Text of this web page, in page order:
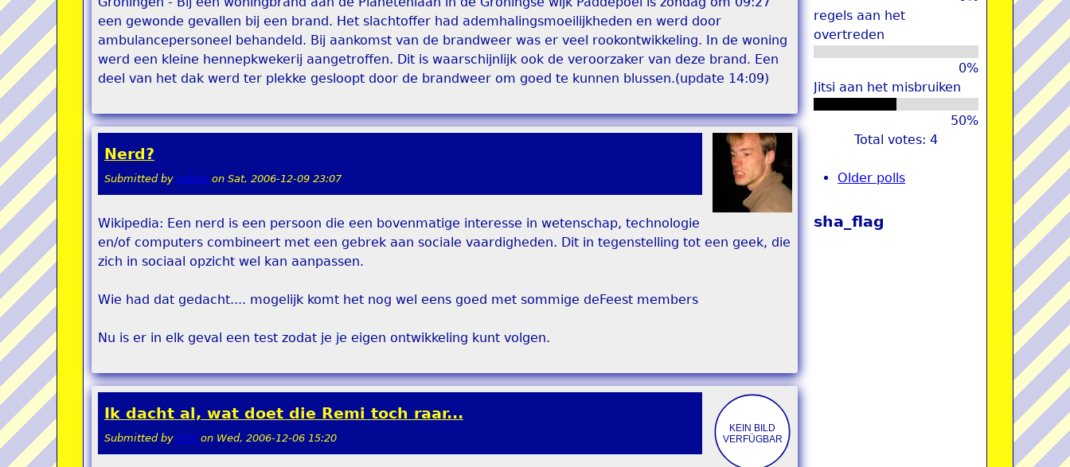
een gewonde gevallen bij een brand. Het slachtoffer had ademhalingsmoeilijkheden en werd door
ambulancepersoneel behandeld. Bij aankomst van de brandweer was er veel rookontwikkeling. In de woning
werd een kleine hennepkwekerij aangetroffen. Dit is waarschijnlijk ook de veroorzaker van deze brand. Een
deel van het dak werd ter plekke gesloopt door de brandweer om goed te kunnen blussen.(update 14:09)
Nerd?
Submitted by pokon on Sat, 2006-12-09 23:07
Wikipedia: Een nerd is een persoon die een bovenmatige interesse in wetenschap, technologie
en/of computers combineert met een gebrek aan sociale vaardigheden. Dit in tegenstelling tot een geek, die
zich in sociaal opzicht wel kan aanpassen.
Wie had dat gedacht.... mogelijk komt het nog wel eens goed met sommige deFeest members
Nu is er in elk geval een test zodat je je eigen ontwikkeling kunt volgen.
Ik dacht al, wat doet die Remi toch raar...
Submitted by KKS on Wed, 2006-12-06 15:20
regels aan het
overtreden
0%
Jitsi aan het misbruiken
50%
Total votes: 4
Older polls
sha_flag